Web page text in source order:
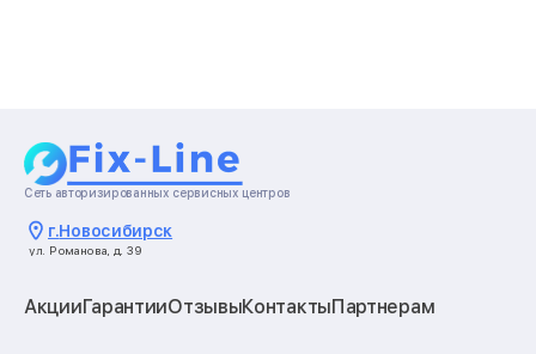
Сеть авторизированных сервисных центров
г.Новосибирск
ул. Романова, д. 39
АкцииГарантииОтзывыКонтактыПартнерам